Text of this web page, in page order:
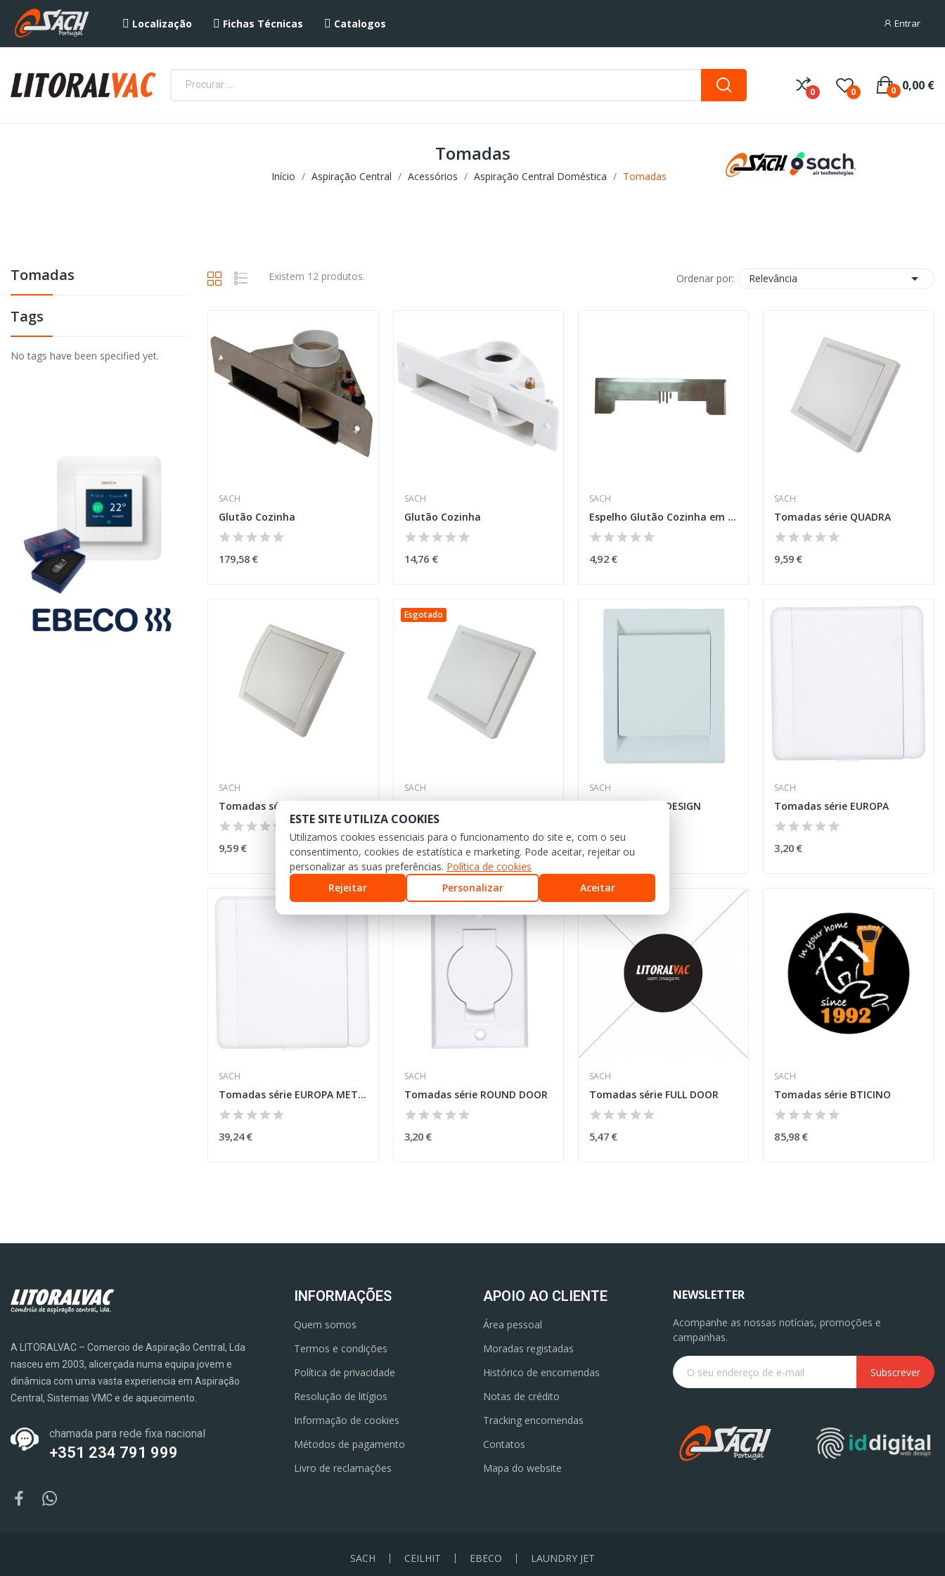
Localização Fichas Técnicas Catalogos Entrar
0 0 0,00 €
0
Tomadas
Início Aspiração Central Acessórios Aspiração Central Doméstica Tomadas
Tomadas
Tags
No tags have been specified yet.
Existem 12 produtos. Ordenar por: Relevância 
SACH
Glutão Cozinha
179,58 €
SACH
Glutão Cozinha
14,76 €
SACH
Espelho Glutão Cozinha em INOX
4,92 €
SACH
Tomadas série QUADRA
9,59 €
SACH
Tomadas série ELIPSE
9,59 €
Esgotado
SACH
9,59 €
SACH
Tomadas série DESIGN
6,09 €
SACH
Tomadas série EUROPA
3,20 €
SACH
Tomadas série EUROPA METAL
39,24 €
SACH
Tomadas série ROUND DOOR
3,20 €
SACH
Tomadas série FULL DOOR
5,47 €
SACH
Tomadas série BTICINO
85,98 €
A LITORALVAC – Comercio de Aspiração Central, Lda
nasceu em 2003, alicerçada numa equipa jovem e
dinâmica com uma vasta experiencia em Aspiração
Central, Sistemas VMC e de aquecimento.
chamada para rede fixa nacional
+351 234 791 999
INFORMAÇÕES
Quem somos
Termos e condições
Política de privacidade
Resolução de litígios
Informação de cookies
Métodos de pagamento
Livro de reclamações
APOIO AO CLIENTE
Área pessoal
Moradas registadas
Histórico de encomendas
Notas de crédito
Tracking encomendas
Contatos
Mapa do website
NEWSLETTER
Acompanhe as nossas notícias, promoções e
campanhas.
Subscrever
SACH CEILHIT EBECO LAUNDRY JET
ESTE SITE UTILIZA COOKIES
Utilizamos cookies essenciais para o funcionamento do site e, com o seu
consentimento, cookies de estatística e marketing. Pode aceitar, rejeitar ou
personalizar as suas preferências. Política de cookies
Rejeitar
Personalizar Aceitar